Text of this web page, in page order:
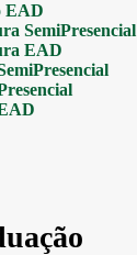
EAD
SemiPresencial
EAD